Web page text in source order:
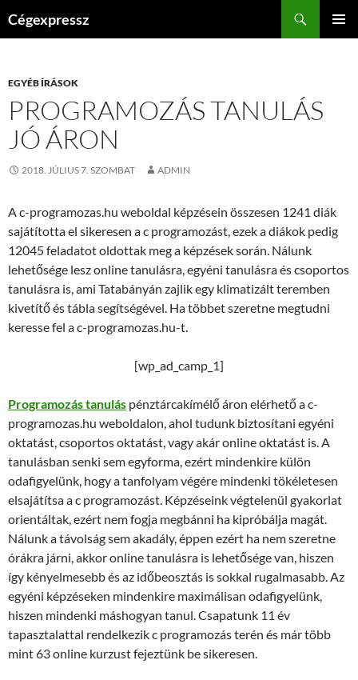
Cégexpressz
EGYÉB ÍRÁSOK
PROGRAMOZÁS TANULÁS
JÓ ÁRON
2018. JÚLIUS 7. SZOMBAT ADMIN
A c-programozas.hu weboldal képzésein összesen 1241 diák
sajátította el sikeresen a c programozást, ezek a diákok pedig
12045 feladatot oldottak meg a képzések során. Nálunk
lehetősége lesz online tanulásra, egyéni tanulásra és csoportos
tanulásra is, ami Tatabányán zajlik egy klimatizált teremben
kivetítő és tábla segítségével. Ha többet szeretne megtudni
keresse fel a c-programozas.hu-t.
[wp_ad_camp_1]
Programozás tanulás pénztárcakímélő áron elérhető a c-
programozas.hu weboldalon, ahol tudunk biztosítani egyéni
oktatást, csoportos oktatást, vagy akár online oktatást is. A
tanulásban senki sem egyforma, ezért mindenkire külön
odafigyelünk, hogy a tanfolyam végére mindenki tökéletesen
elsajátítsa a c programozást. Képzéseink végtelenül gyakorlat
orientáltak, ezért nem fogja megbánni ha kipróbálja magát.
Nálunk a távolság sem akadály, éppen ezért ha nem szeretne
órákra járni, akkor online tanulásra is lehetősége van, hiszen
így kényelmesebb és az időbeosztás is sokkal rugalmasabb. Az
egyéni képzéseken mindenkire maximálisan odafigyelünk,
hiszen mindenki máshogyan tanul. Csapatunk 11 év
tapasztalattal rendelkezik c programozás terén és már több
mint 63 online kurzust fejeztünk be sikeresen.